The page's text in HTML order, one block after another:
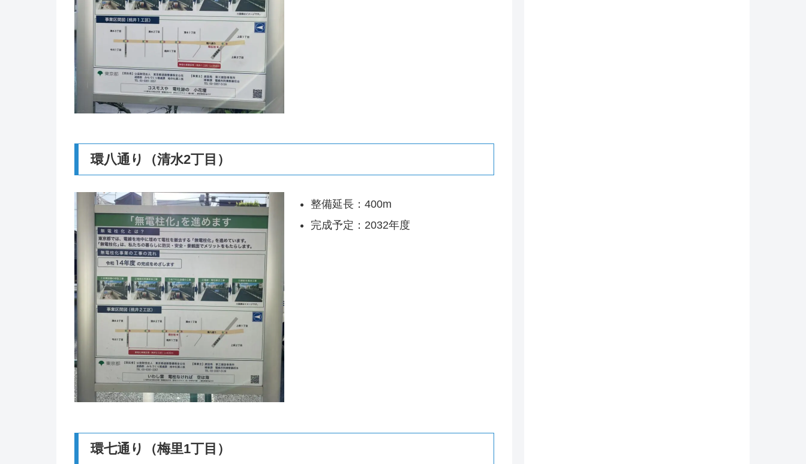
環八通り（清水2丁目）
整備延長：400m
完成予定：2032年度
環七通り（梅里1丁目）